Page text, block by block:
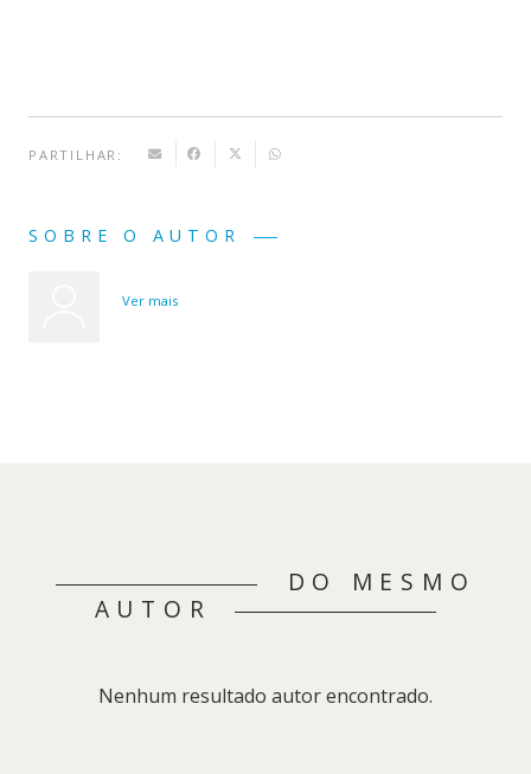
PARTILHAR:
SOBRE O AUTOR
Ver mais
DO MESMO
AUTOR
Nenhum resultado autor encontrado.